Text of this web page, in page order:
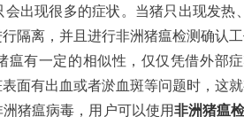
出现很多的症状。当猪只出现发
隔离，并且进行非洲猪瘟检测确认工
瘟有一定的相似性，仅仅凭借外部
面有出血或者淤血斑等问题时，这
猪瘟病毒，用户可以使用非洲猪瘟